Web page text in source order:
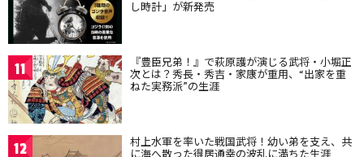
し時計」が新発売
11 『豊臣兄弟！』で萩原護が演じる武将・小堀正
次とは？秀長・秀吉・家康が重用、“出家を重
ねた実務派”の生涯
12 村上水軍を率いた戦国武将！幼い弟を支え、共
に海へ散った得居通幸の波乱に満ちた生涯